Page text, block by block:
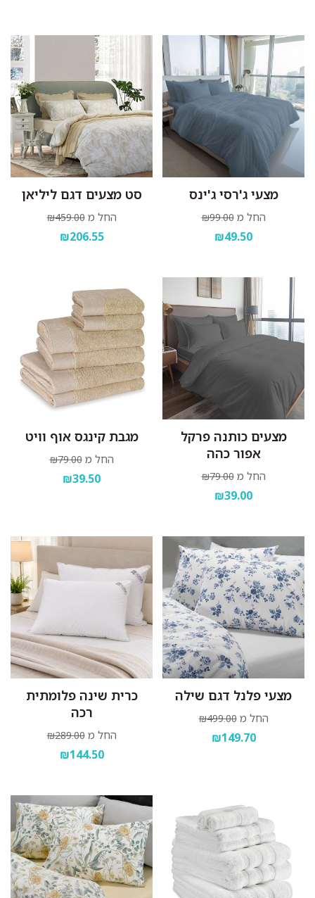
מצעי ג'רסי ג'ינס
החל מ ₪99.00
₪49.50
סט מצעים דגם ליליאן
החל מ ₪459.00
₪206.55
מצעים כותנה פרקל
אפור כהה
החל מ ₪79.00
₪39.00
מגבת קינגס אוף וויט
החל מ ₪79.00
₪39.50
מצעי פלנל דגם שילה
החל מ ₪499.00
₪149.70
כרית שינה פלומתית
רכה
החל מ ₪289.00
₪144.50